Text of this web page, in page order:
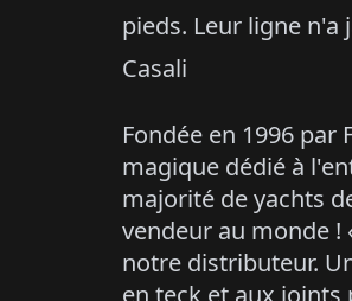
pieds. Leur ligne n'a
Casali
Fondée en 1996 par
magique dédié à
majorité de yachts
vendeur au monde !
notre distributeur.
en teck et aux joints